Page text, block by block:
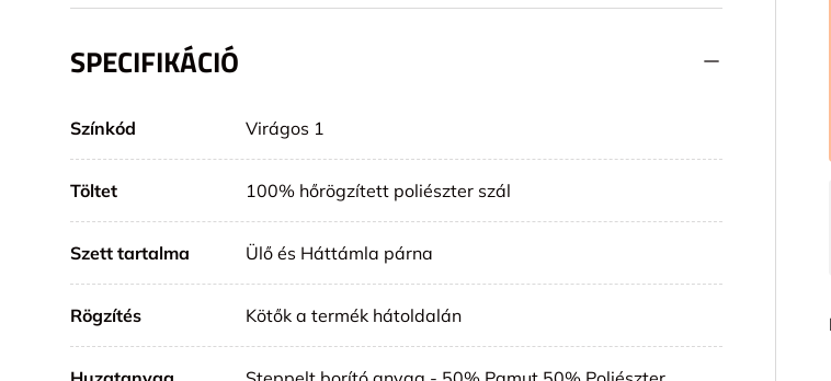
SPECIFIKÁCIÓ
Színkód Virágos 1
Töltet 100% hőrögzített poliészter szál
Szett tartalma Ülő és Háttámla párna
Rögzítés Kötők a termék hátoldalán